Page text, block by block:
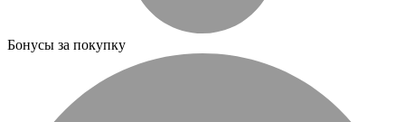
Бонусы за покупку